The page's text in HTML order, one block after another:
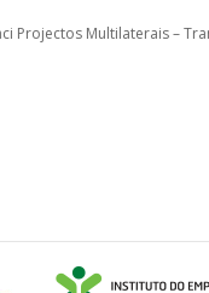
Projectos Multilaterais –